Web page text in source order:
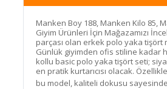
Manken Boy 188, Manken Kilo 85,
Giyim Ürünleri İçin Mağazamızı
parçası olan erkek polo yaka tişört
Günlük giyimden ofis stiline kadar
kollu basic polo yaka tişört seti;
en pratik kurtarıcısı olacak.
bu model, kaliteli dokusu